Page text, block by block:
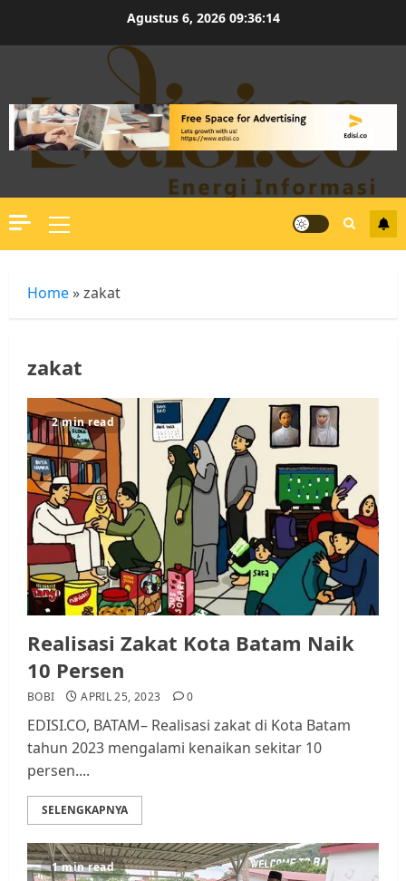
Agustus 6, 2026 09:36:15
Primary
Menu
Home »zakat
zakat
2 min read
Realisasi Zakat Kota Batam Naik
10 Persen
BOBI APRIL 25, 2023 0
EDISI.CO, BATAM– Realisasi zakat di Kota Batam
tahun 2023 mengalami kenaikan sekitar 10
persen....
SELENGKAPNYA
1 min read